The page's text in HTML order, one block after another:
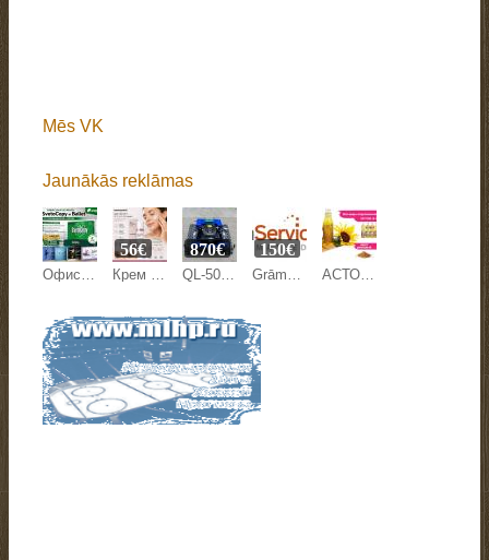
Mēs VK
Jaunākās reklāmas
56€
QL-500Y LAWN MOWER
870€ 150€
АСТОН - Оптовые продажи подсолнечного масла от завода. Экспорт